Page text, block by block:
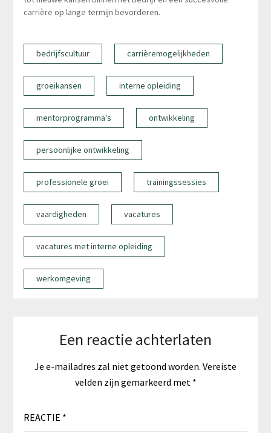
carrière op lange termijn bevorderen.
bedrijfscultuur carrièremogelijkheden
groeikansen interne opleiding
mentorprogramma's ontwikkeling
persoonlijke ontwikkeling
professionele groei trainingssessies
vaardigheden vacatures
vacatures met interne opleiding
werkomgeving
Een reactie achterlaten
Je e-mailadres zal niet getoond worden. Vereiste
velden zijn gemarkeerd met *
REACTIE *